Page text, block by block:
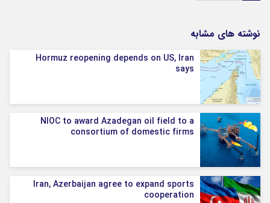
نوشته های مشابه
Hormuz reopening depends on US, Iran
says
NIOC to award Azadegan oil field to a
consortium of domestic firms
Iran, Azerbaijan agree to expand sports
cooperation